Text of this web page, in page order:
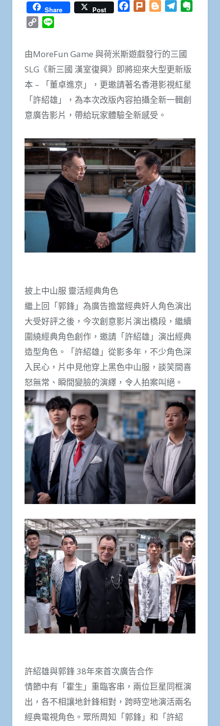
Share Post Facebook
Plurk BloggerTelegram
Copy
由MoreFun Game 與荷米斯遊戲發行的三國
SLG《新三國 漢室復興》即將迎來大型更新版
本 – 「董卓進京」，更邀請著名香港影視紅星
「許紹雄」，為本次改版內容拍攝全新一輯創
意廣告影片，帶給玩家體驗全新感受。
披上中山服 靈活經典角色
繼上回「郭鋒」為廣告擔當經典奸人角色演出
大受好評之後，今次創意影片演出橋段，繼續
圍繞經典角色創作，邀請「許紹雄」演出經典
造型角色。「許紹雄」從影多年，不少角色深
入民心，片中見他穿上黑色中山服，談笑間喜
怒無常、瞬間變臉的演繹，令人拍案叫絕。
許紹雄與郭鋒 38年來首次廣告合作
情節中有「霍生」重臨客串，兩位巨星同框演
出，各不相讓地針鋒相對，跨時空地演活兩名
經典電視角色。眾所周知「郭鋒」和「許紹